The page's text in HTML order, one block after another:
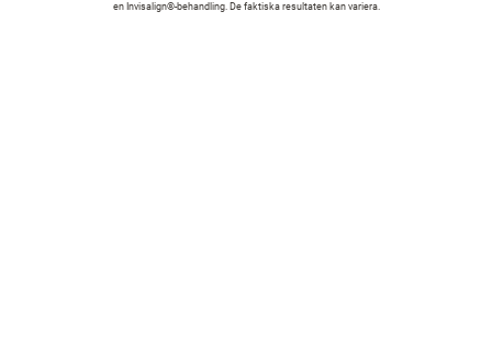
en Invisalign®-behandling. De faktiska resultaten kan variera.